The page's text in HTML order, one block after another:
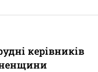
керівників